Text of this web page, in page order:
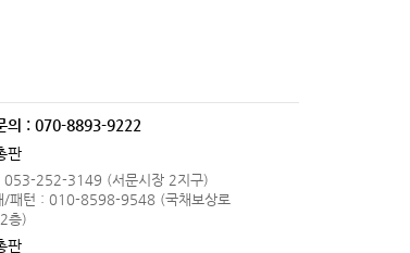
의 : 070-8893-9222
판
053-252-3149 (서문시장 2지구)
/패턴 : 010-8598-9548 (국채보상로
층)
판